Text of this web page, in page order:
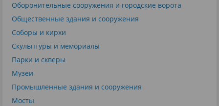
Оборонительные сооружения и городские ворота
Общественные здания и сооружения
Соборы и кирхи
Скульптуры и мемориалы
Парки и скверы
Музеи
Промышленные здания и сооружения
Мосты